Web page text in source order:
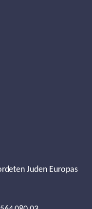
Juden Europas